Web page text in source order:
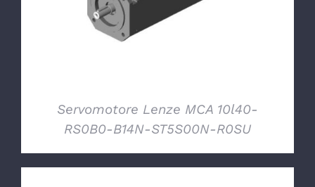
Servomotore Lenze MCA 10l40-
RS0B0-B14N-ST5S00N-R0SU